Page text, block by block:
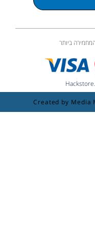
ביותר
Created by Media